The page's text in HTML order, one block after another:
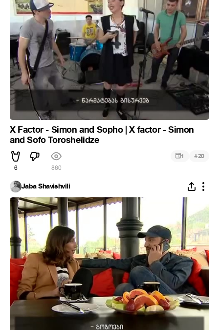
X Factor - Simon and Sopho | X factor - Simon
and Sofo Toroshelidze
6 860
1 #20
Jaba Shavishvili